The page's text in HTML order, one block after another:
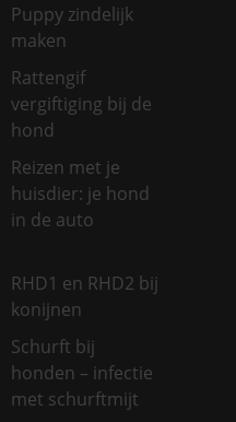
Puppy zindelijk
maken
Rattengif
vergiftiging bij de
hond
Reizen met je
huisdier: je hond
in de auto
RHD1 en RHD2 bij
konijnen
Schurft bij
honden – infectie
met schurftmijt